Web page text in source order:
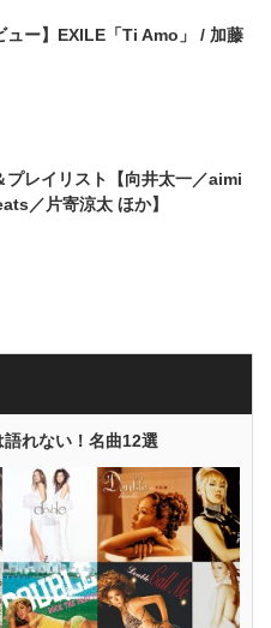
ュー】EXILE「Ti Amo」 / 加藤
プレイリスト【向井太一／aimi
／片寄涼太 ほか】
れない！名曲12選